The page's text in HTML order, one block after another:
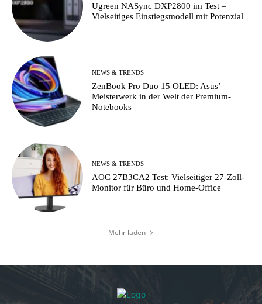
Ugreen NASync DXP2800 im Test –
Vielseitiges Einstiegsmodell mit Potenzial
NEWS & TRENDS
ZenBook Pro Duo 15 OLED: Asus’
Meisterwerk in der Welt der Premium-
Notebooks
NEWS & TRENDS
AOC 27B3CA2 Test: Vielseitiger 27-Zoll-
Monitor für Büro und Home-Office
Mehr laden